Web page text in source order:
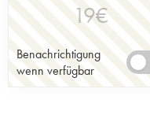
19€
Benachrichtigung
wenn verfügbar